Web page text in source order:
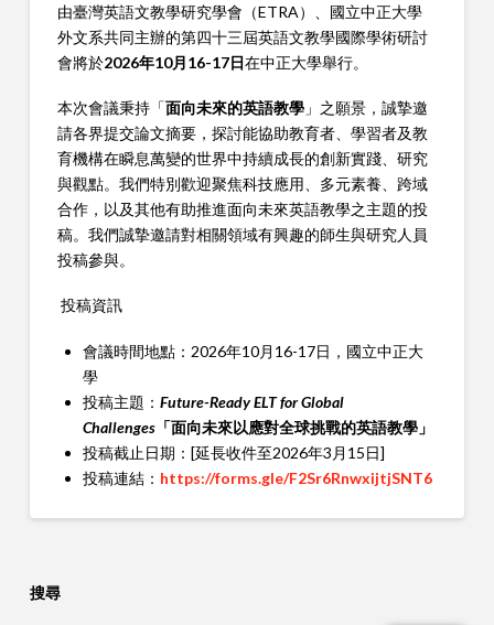
由臺灣英語文教學研究學會（ETRA）、國立中正大學
外文系共同主辦的第四十三屆英語文教學國際學術研討
會將於2026年10月16-17日在中正大學舉行。
本次會議秉持「面向未來的英語教學」之願景，誠摯邀
請各界提交論文摘要，探討能協助教育者、學習者及教
育機構在瞬息萬變的世界中持續成長的創新實踐、研究
與觀點。我們特別歡迎聚焦科技應用、多元素養、跨域
合作，以及其他有助推進面向未來英語教學之主題的投
稿。我們誠摯邀請對相關領域有興趣的師生與研究人員
投稿參與。
投稿資訊
會議時間地點：2026年10月16-17日，國立中正大
學
投稿主題：Future-Ready ELT for Global
Challenges 「面向未來以應對全球挑戰的英語教學」
投稿截止日期：[延⾧收件至2026年3月15日]
投稿連結： https://forms.gle/F2Sr6RnwxijtjSNT6
搜尋